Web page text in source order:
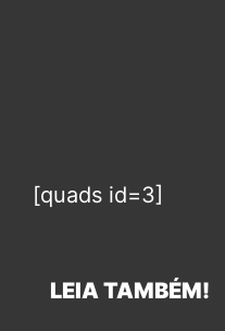
[quads id=3]
LEIA TAMBÉM!